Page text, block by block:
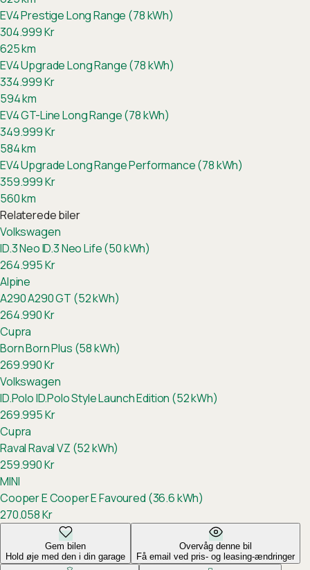
EV4 Prestige Long Range (78 kWh)
304.999Kr
625km
EV4 Upgrade Long Range (78 kWh)
334.999Kr
594km
EV4 GT-Line Long Range (78 kWh)
349.999Kr
584km
EV4 Upgrade Long Range Performance (78 kWh)
359.999Kr
560km
Relaterede biler
Volkswagen
ID.3 NeoID.3 Neo Life (50 kWh)
264.995Kr
Alpine
A290A290 GT (52 kWh)
264.990Kr
Cupra
BornBorn Plus (58 kWh)
269.990Kr
Volkswagen
ID.PoloID.Polo Style Launch Edition (52 kWh)
269.995Kr
Cupra
RavalRaval VZ (52 kWh)
259.990Kr
MINI
Cooper ECooper E Favoured (36.6 kWh)
270.058Kr
Gem bilen
Hold øje med den i din garage
Overvåg denne bil
Få email ved pris- og leasing-ændringer